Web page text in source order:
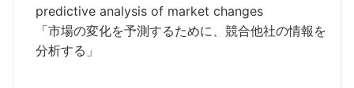
predictive analysis of market changes
「市場の変化を予測するために、競合他社の情報を
分析する」